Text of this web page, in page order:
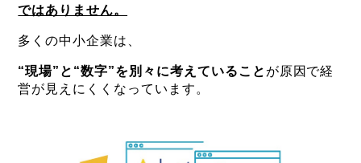
ではありません。
多くの中小企業は、
“現場”と“数字”を別々に考えていること が原因で経
営が見えにくくなっています。